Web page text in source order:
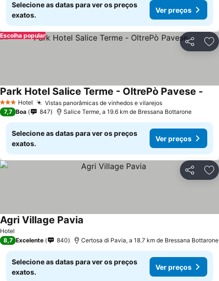
Selecione as datas para ver os preços
exatos.
Ver preços
Partilhar
Escolha popular
3 EstrelasHotel Vistas panorâmicas de vinhedos e vilarejos
Park Hotel Salice Terme - OltrePò Pavese -
7,7 Boa 847 Salice Terme, a 19.6 km de Bressana Bottarone
Selecione as datas para ver os preços
exatos.
Ver preços
Partilhar
Hotel
Agri Village Pavia
8,7 Excelente 840 Certosa di Pavia, a 18.7 km de Bressana Bottarone
Selecione as datas para ver os preços
exatos.
Ver preços